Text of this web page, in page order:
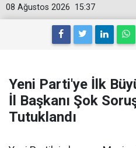
15:37
08 Ağustos 2026
Yeni Parti'ye İlk
İl Başkanı Şok
Tutuklandı